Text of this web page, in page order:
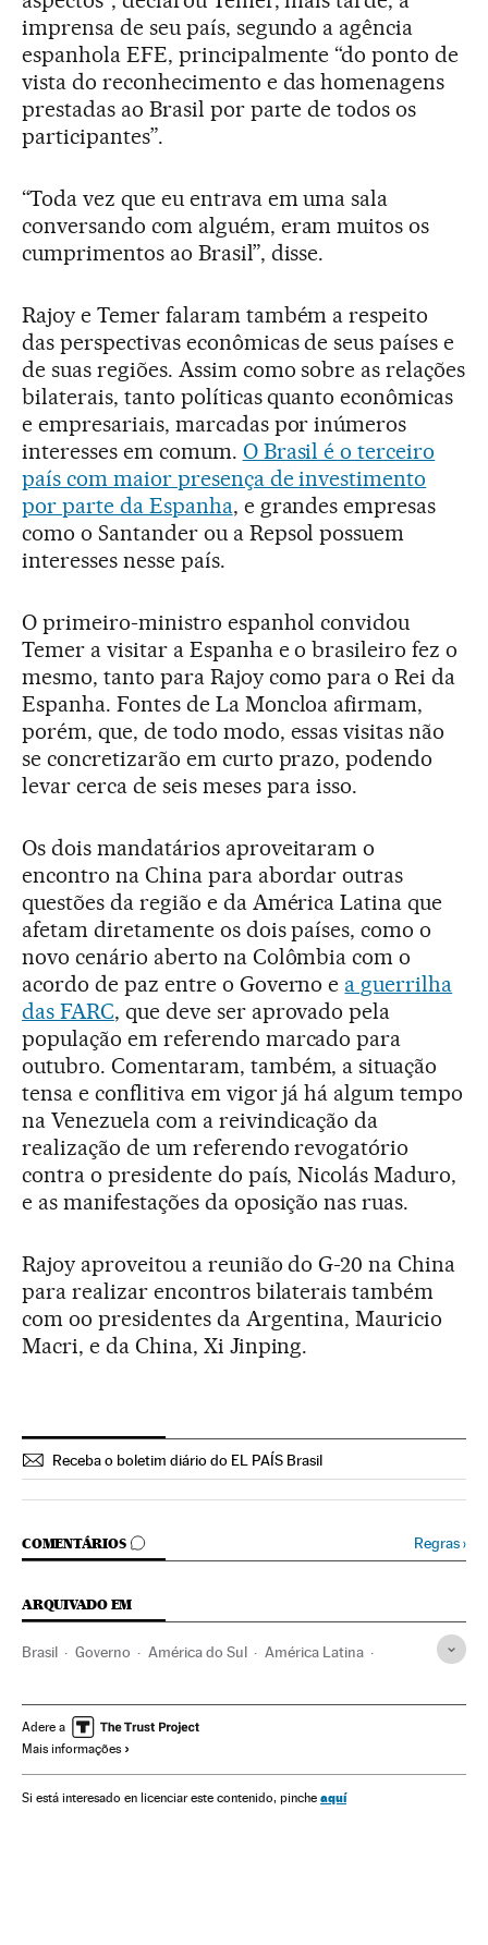
imprensa de seu país, segundo a agência
espanhola EFE, principalmente “do ponto de
vista do reconhecimento e das homenagens
prestadas ao Brasil por parte de todos os
participantes”.
“Toda vez que eu entrava em uma sala
conversando com alguém, eram muitos os
cumprimentos ao Brasil”, disse.
Rajoy e Temer falaram também a respeito
das perspectivas econômicas de seus países e
de suas regiões. Assim como sobre as relações
bilaterais, tanto políticas quanto econômicas
e empresariais, marcadas por inúmeros
interesses em comum. O Brasil é o terceiro
país com maior presença de investimento
por parte da Espanha, e grandes empresas
como o Santander ou a Repsol possuem
interesses nesse país.
O primeiro-ministro espanhol convidou
Temer a visitar a Espanha e o brasileiro fez o
mesmo, tanto para Rajoy como para o Rei da
Espanha. Fontes de La Moncloa afirmam,
porém, que, de todo modo, essas visitas não
se concretizarão em curto prazo, podendo
levar cerca de seis meses para isso.
Os dois mandatários aproveitaram o
encontro na China para abordar outras
questões da região e da América Latina que
afetam diretamente os dois países, como o
novo cenário aberto na Colômbia com o
acordo de paz entre o Governo e a guerrilha
das FARC, que deve ser aprovado pela
população em referendo marcado para
outubro. Comentaram, também, a situação
tensa e conflitiva em vigor já há algum tempo
na Venezuela com a reivindicação da
realização de um referendo revogatório
contra o presidente do país, Nicolás Maduro,
e as manifestações da oposição nas ruas.
Rajoy aproveitou a reunião do G-20 na China
para realizar encontros bilaterais também
com oo presidentes da Argentina, Mauricio
Macri, e da China, Xi Jinping.
Receba o boletim diário do EL PAÍS Brasil
COMENTÁRIOS
COMENTÁRIOS Regras›
ARQUIVADO EM
Brasil Governo América do Sul América Latina
Organizações internacionais
Espanha
Michel Temer Cúpula G20 China Presidente Brasil
Adere a
Mais informações
Si está interesado en licenciar este contenido, pinche aquí